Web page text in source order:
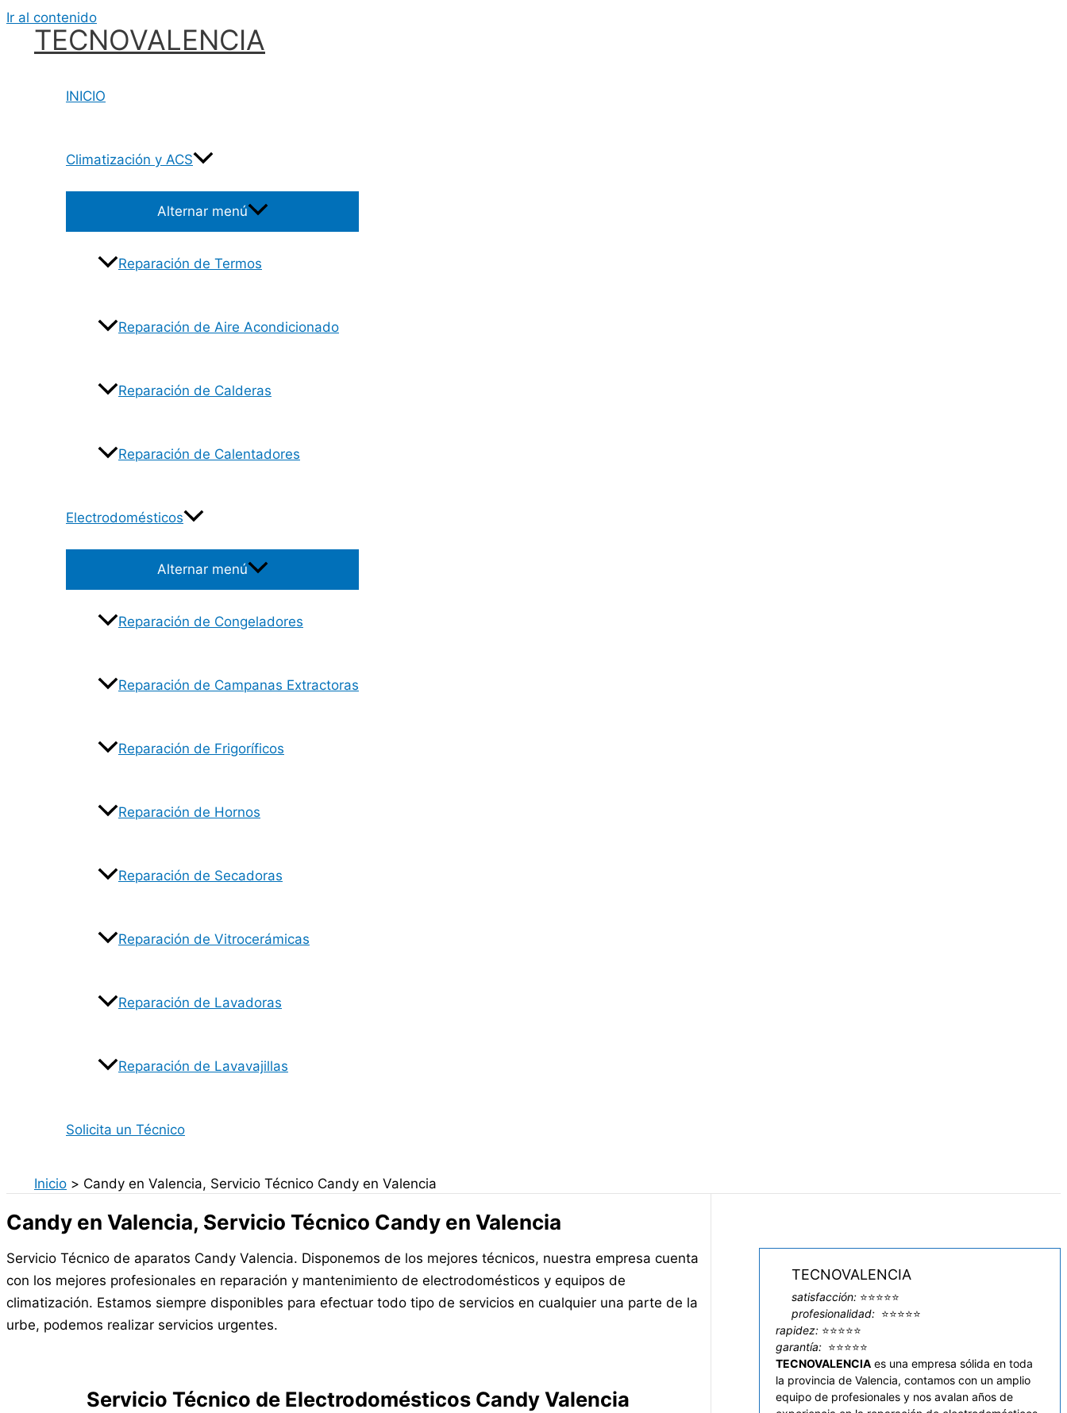
Ir al contenido
TECNOVALENCIA
INICIO
Climatización y ACS
Alternar menú
Reparación de Termos
Reparación de Aire Acondicionado
Reparación de Calderas
Reparación de Calentadores
Electrodomésticos
Alternar menú
Reparación de Congeladores
Reparación de Campanas Extractoras
Reparación de Frigoríficos
Reparación de Hornos
Reparación de Secadoras
Reparación de Vitrocerámicas
Reparación de Lavadoras
Reparación de Lavavajillas
Solicita un Técnico
Inicio Candy en Valencia, Servicio Técnico Candy en Valencia
Candy en Valencia, Servicio Técnico Candy en Valencia
Servicio Técnico de aparatos Candy Valencia. Disponemos de los mejores técnicos, nuestra empresa cuenta
con los mejores profesionales en reparación y mantenimiento de electrodomésticos y equipos de
climatización. Estamos siempre disponibles para efectuar todo tipo de servicios en cualquier una parte de la
urbe, podemos realizar servicios urgentes.
Servicio Técnico de Electrodomésticos Candy Valencia
TECNOVALENCIA
satisfacción:⭐⭐⭐⭐⭐
profesionalidad:⭐⭐⭐⭐⭐
rapidez:⭐⭐⭐⭐⭐
garantía:⭐⭐⭐⭐⭐
TECNOVALENCIAes una empresa sólida en toda
la provincia de Valencia, contamos con un amplio
equipo de profesionales y nos avalan años de